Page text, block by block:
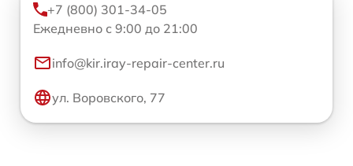
+7 (800) 301-34-05
Ежедневно с 9:00 до 21:00
info@kir.iray-repair-center.ru
ул. Воровского, 77